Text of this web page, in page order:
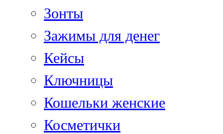
Зонты
Зажимы для денег
Кейсы
Ключницы
Кошельки женские
Косметички